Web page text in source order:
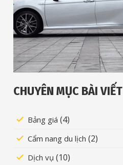
CHUYÊN MỤC BÀI VIẾT
Bảng giá (4)
Cẩm nang du lịch (2)
Dịch vụ (10)